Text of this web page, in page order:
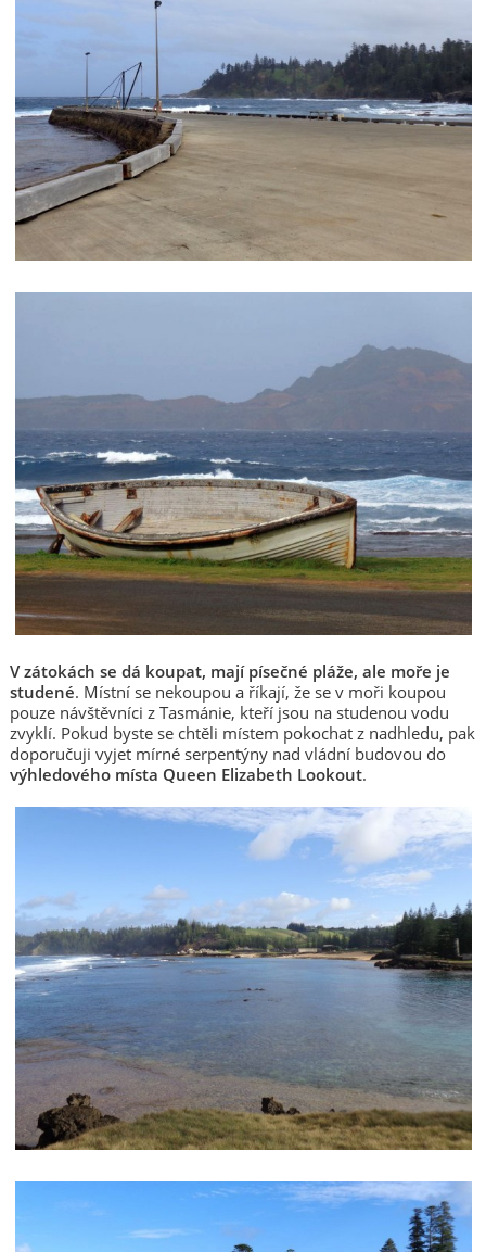
V zátokách se dá koupat, mají písečné pláže, ale moře je
studené. Místní se nekoupou a říkají, že se v moři koupou
pouze návštěvníci z Tasmánie, kteří jsou na studenou vodu
zvyklí. Pokud byste se chtěli místem pokochat z nadhledu, pak
doporučuji vyjet mírné serpentýny nad vládní budovou do
výhledového místa Queen Elizabeth Lookout.